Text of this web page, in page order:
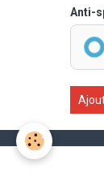
Anti-